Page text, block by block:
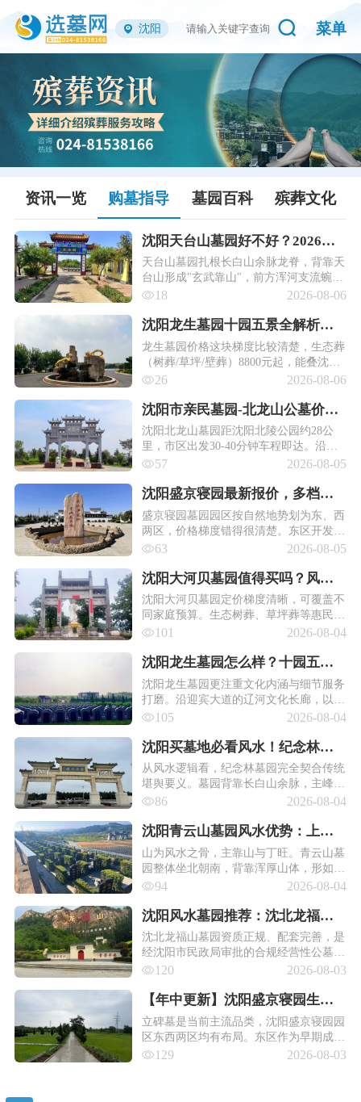
沈阳 菜单
资讯一览 购墓指导 墓园百科 殡葬文化
沈阳天台山墓园好不好？2026价
格表+风水实测，选墓必看！
天台山墓园扎根长白山余脉龙脊，背靠天
台山形成"玄武靠山"，前方浑河支流蜿
蜒，正合"玉带环腰"之意。更罕见的是，
线，在全国公墓中绝无仅有。
18 2026-08-06
沈阳龙生墓园十园五景全解析：
位置·特色·2026最新价格表！
龙生墓园价格这块梯度比较清楚，生态葬
（树葬/草坪/壁葬）8800元起，能叠沈阳
生态葬补贴；永安园经济立碑16800元
26 2026-08-06
沈阳市亲民墓园-北龙山公墓价格
一览：从风水格局到墓位价格，
看这篇就够了！
沈阳北龙山墓园距沈阳北陵公园约28公
里，市区出发30-40分钟车程即达。沿黄
河北大街、101国道可直达，临近蒲河、
路公交覆盖。园区提供免费看墓专车接
送、专属顾问带看、基础碑文镌刻等服
务，签约还可享定制祭扫礼包。
57 2026-08-05
沈阳盛京寝园最新报价，多档位
墓位，最低15300元起！
盛京寝园墓园园区按自然地势划为东、西
两区，价格梯度错得很清楚。东区开发
早，主打高性价比传统立碑，双穴标准位
款18000-22000元，花岗岩碑身配基础绿
化与年度维护，坐北朝南的规制也守着老
沈阳人看重的礼制。
63 2026-08-05
沈阳大河贝墓园值得买吗？风
水、价格、服务、交通一文看
懂！
沈阳大河贝墓园定价梯度清晰，可覆盖不
同家庭预算。生态树葬、草坪葬等惠民葬
式四千余元起，性价比突出；常规立碑万
族合葬墓、艺术定制墓按需定价。
101 2026-08-04
沈阳龙生墓园怎么样？十园五景
实拍及详细介绍（普通家庭无压
力购墓）
沈阳龙生墓园更注重文化内涵与细节服务
打磨。沿迎宾大道的辽河文化长廊，以百
组石刻讲述流域千年文脉，让墓园不止是
105 2026-08-04
沈阳买墓地必看风水！纪念林墓
园真山真水才是硬道理！(沈阳公
墓精选)
从风水逻辑看，纪念林墓园完全契合传统
堪舆要义。墓园背靠长白山余脉，主峰浑
厚绵延，形成“靠山稳固”的格局；前方蒲
带环腰”的吉象——这种“山环水抱”的地
势，既能藏风聚气，又能引水纳财，被视
为安葬先人的上佳之选。
86 2026-08-04
沈阳青云山墓园风水优势：上台
水库环绕，天然卧佛庇佑（长白
山风水公墓） !
山为风水之骨，主靠山与丁旺。青云山墓
园整体坐北朝南，背靠浑厚山体，形如太
师椅稳稳环抱，契合 “靠山稳固” 的风水
近案远朝、明堂舒展，形成 “前有照、后
有靠” 的经典格局。
94 2026-08-04
沈阳风水墓园推荐：沈北龙福山
墓园元宝靠山+玉带环水！（年中
精选篇）
沈北龙福山墓园资质正规、配套完善，是
经沈阳市民政局审批的合规经营性公墓，
墓位手续齐全、票据正规，无购墓风险。
可预约免费看墓接送服务，祭扫出行便
捷。
120 2026-08-03
【年中更新】沈阳盛京寝园生态
葬、立碑墓、艺术墓价格及墓地
选购指南！
立碑墓是当前主流品类，沈阳盛京寝园园
区东西两区均有布局。东区作为早期成熟
板块，传统立碑墓 15300 元起，主流价位
129 2026-08-03